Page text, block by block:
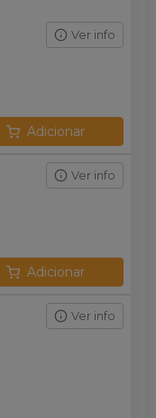
Ver info
Adicionar
Ver info
Adicionar
Ver info